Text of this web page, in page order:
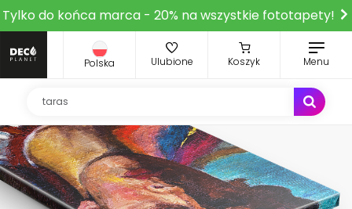
Tylko do końca marca - 20% na wszystkie fototapety!
Polska Ulubione Koszyk Menu